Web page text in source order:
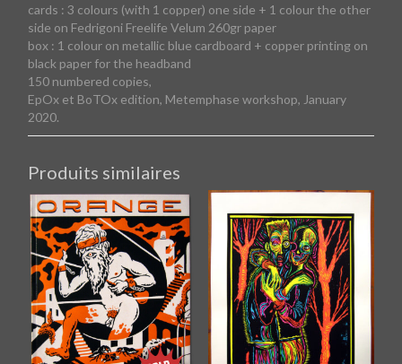
cards : 3 colours (with 1 copper) one side + 1 colour the other
side on Fedrigoni Freelife Velum 260gr paper
box : 1 colour on metallic blue cardboard + copper printing on
black paper for the headband
150 numbered copies,
EpOx et BoTOx edition, Metemphase workshop, January
2020.
Produits similaires